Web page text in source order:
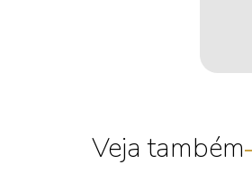
Veja também